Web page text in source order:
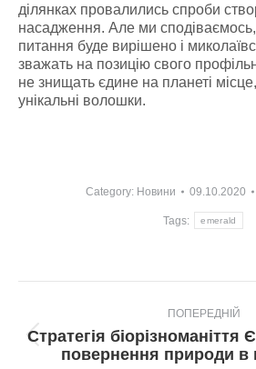
ділянках провалились спроби
насадження. Але ми
питання буде вирішено і
зважать на позицію свого
не знищать єдине на планеті
унікальні волошки.
Category: Новини 09.10.2020
Tags: emerald
navigation
ПОПЕРЕДНІЙ
пост:
Стратегія біорізноманіття
повернення природи в